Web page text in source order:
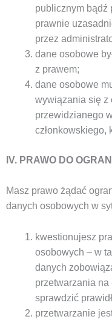
publicznym bądź
prawnie
przez
dane osobowe
z prawem;
dane osobowe
wywiązania się z
przewidzianego
członkowskiego,
IV. PRAWO DO
Masz prawo żądać
danych osobowych w
kwestionujesz
osobowych – w
danych
przetwarzania
sprawdzić
przetwarzanie